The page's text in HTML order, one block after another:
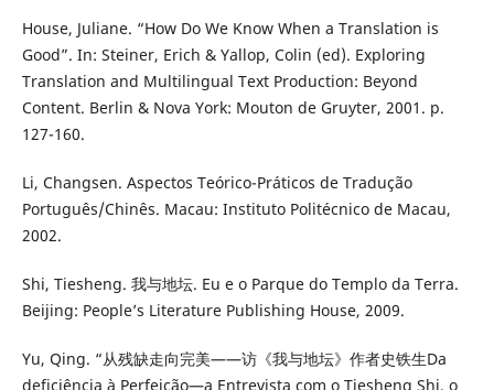
House, Juliane. “How Do We Know When a Translation is
Good”. In: Steiner, Erich & Yallop, Colin (ed). Exploring
Translation and Multilingual Text Production: Beyond
Content. Berlin & Nova York: Mouton de Gruyter, 2001. p.
127-160.
Li, Changsen. Aspectos Teórico-Práticos de Tradução
Português/Chinês. Macau: Instituto Politécnico de Macau,
2002.
Shi, Tiesheng. 我与地坛. Eu e o Parque do Templo da Terra.
Beijing: People’s Literature Publishing House, 2009.
Yu, Qing. “从残缺走向完美——访《我与地坛》作者史铁生Da
deficiência à Perfeição—a Entrevista com o Tiesheng Shi, o